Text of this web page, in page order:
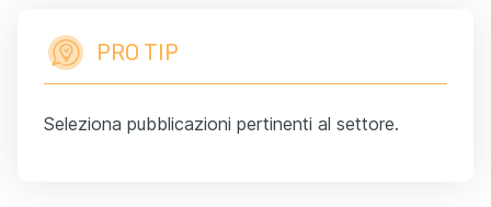
PRO TIP
Seleziona pubblicazioni pertinenti al settore.